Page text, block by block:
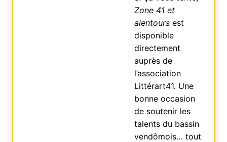
Zone 41 et
alentoursest
disponible
directement
auprès de
l’association
Littérart41. Une
bonne occasion
de soutenir les
talents du bassin
vendômois… tout